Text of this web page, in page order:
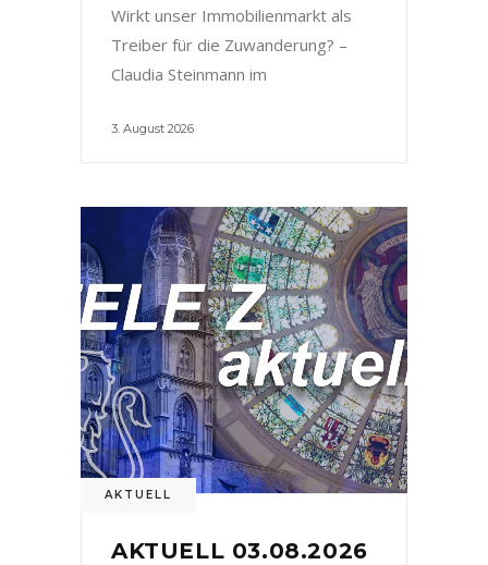
Wirkt unser Immobilienmarkt als
Treiber für die Zuwanderung? –
Claudia Steinmann im
3. August 2026
AKTUELL
AKTUELL 03.08.2026